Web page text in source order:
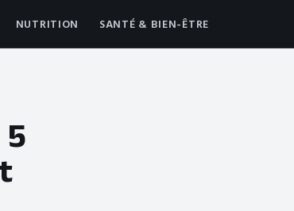
NUTRITION SANTÉ & BIEN-ÊTRE
5